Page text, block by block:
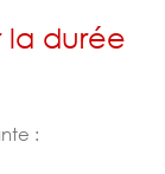
la durée
: